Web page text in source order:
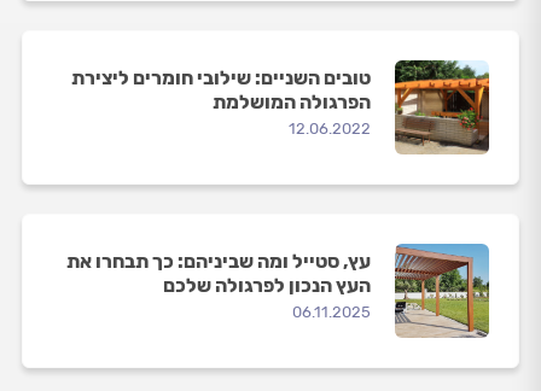
טובים השניים: שילובי חומרים ליצירת
הפרגולה המושלמת
12.06.2022
עץ, סטייל ומה שביניהם: כך תבחרו את
העץ הנכון לפרגולה שלכם
06.11.2025